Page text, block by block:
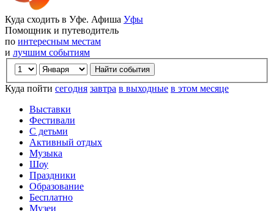
Куда сходить в Уфе. Афиша Уфы
Помощник и путеводитель
по интересным местам
и лучшим событиям
Куда пойти сегодня завтра в выходные в этом месяце
Выставки
Фестивали
С детьми
Активный отдых
Музыка
Шоу
Праздники
Образование
Бесплатно
Музеи